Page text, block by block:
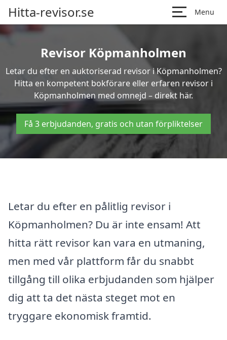
Hitta-revisor.se Menu
Revisor Köpmanholmen
Letar du efter en auktoriserad revisor i Köpmanholmen?
Hitta en kompetent bokförare eller erfaren revisor i
Köpmanholmen med omnejd – direkt här.
Få 3 erbjudanden, gratis och utan förpliktelser
Letar du efter en pålitlig revisor i
Köpmanholmen? Du är inte ensam! Att
hitta rätt revisor kan vara en utmaning,
men med vår plattform får du snabbt
tillgång till olika erbjudanden som hjälper
dig att ta det nästa steget mot en
tryggare ekonomisk framtid.